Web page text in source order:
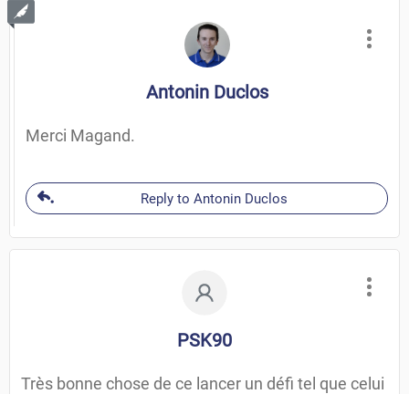
Antonin Duclos
Merci Magand.
Reply to Antonin Duclos
PSK90
Très bonne chose de ce lancer un défi tel que celui